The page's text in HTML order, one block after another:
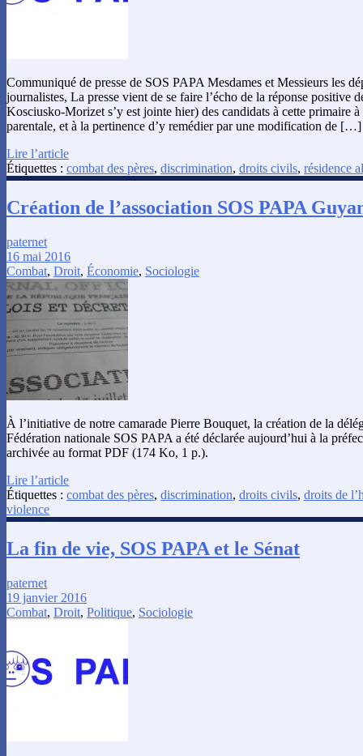
Communiqué de presse de SOS PAPA Mesdames et Messieurs les
journalistes, La presse vient de se faire l’écho de la réponse positive
Kosciusko-Morizet s’y est jointe hier) des candidats à cette primaire
parentale, et à la pertinence d’y remédier par une modification de […]
Lire l’article
Étiquettes : combat des pères, discrimination, droits civils, résidence
Création de l’association SOS PAPA
paternet
16 mai 2016
Combat, Droit, Économie, Sociologie
À l’initiative de notre camarade Pierre Bouquet, la création de la
Fédération nationale SOS PAPA a été déclarée aujourd’hui à la
archivée au format PDF (174 Ko, 1 p.).
Lire l’article
Étiquettes : combat des pères, discrimination, droits civils, droits de
violence
La fin de vie, SOS PAPA et le Sénat
paternet
19 janvier 2016
Combat, Droit, Politique, Sociologie